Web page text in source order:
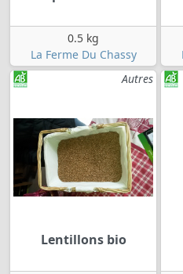
0.5 kg
La Ferme Du Chassy
Autres
Lentillons bio